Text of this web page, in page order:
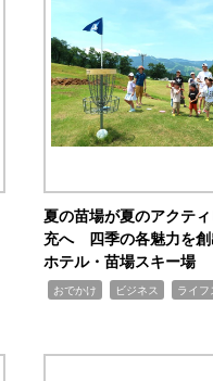
夏の苗場が夏のアクテ
充へ 四季の各魅力を創
ホテル・苗場スキー場
おでかけ ビジネス ライフ